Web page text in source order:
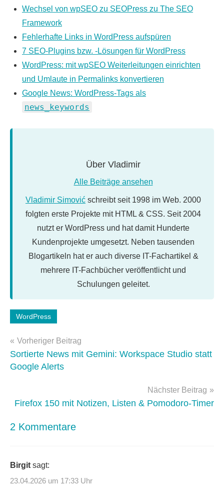
Wechsel von wpSEO zu SEOPress zu The SEO
Framework
Fehlerhafte Links in WordPress aufspüren
7 SEO-Plugins bzw. -Lösungen für WordPress
WordPress: mit wpSEO Weiterleitungen einrichten
und Umlaute in Permalinks konvertieren
Google News: WordPress-Tags als
news_keywords
Über Vladimir
Alle Beiträge ansehen
Vladimir Simović schreibt seit 1998 im Web. 2000
folgten erste Projekte mit HTML & CSS. Seit 2004
nutzt er WordPress und hat damit Hunderte
Kundenprojekte umgesetzt. Neben tausenden
Blogartikeln hat er auch diverse IT-Fachartikel &
mehrere IT-Fachbücher veröffentlicht und
Schulungen geleitet.
Schlagwörter:
WordPress-
Plugins
WordPress
Beitragsnavigation
Vorheriger Beitrag
Sortierte News mit Gemini: Workspace Studio statt
Google Alerts
Nächster Beitrag
Firefox 150 mit Notizen, Listen & Pomodoro-Timer
2 Kommentare
Birgit sagt:
23.04.2026 um 17:33 Uhr